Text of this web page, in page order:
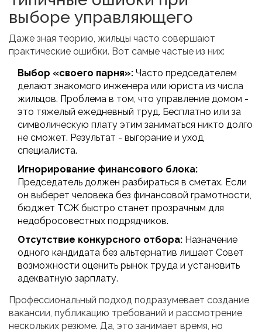
выборе управляющего
Даже зная теорию, жильцы часто совершают
практические ошибки. Вот самые частые из них:
Выбор «своего парня»: Часто председателем
делают знакомого инженера или юриста из числа
жильцов. Проблема в том, что управление домом -
это тяжелый ежедневный труд. Бесплатно или за
символическую плату этим заниматься никто долго
не сможет. Результат - выгорание и уход
специалиста.
Игнорирование финансового блока:
Председатель должен разбираться в сметах. Если
он выберет человека без финансовой грамотности,
бюджет ТСЖ быстро станет прозрачным для
недобросовестных подрядчиков.
Отсутствие конкурсного отбора: Назначение
одного кандидата без альтернатив лишает Совет
возможности оценить рынок труда и установить
адекватную зарплату.
Профессиональный подход подразумевает создание
вакансии, публикацию требований и рассмотрение
нескольких резюме. Да, это занимает время, но